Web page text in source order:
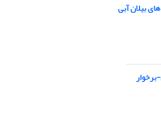
بیلان آبی